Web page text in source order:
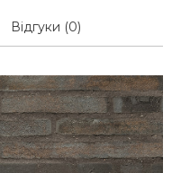
Відгуки (0)